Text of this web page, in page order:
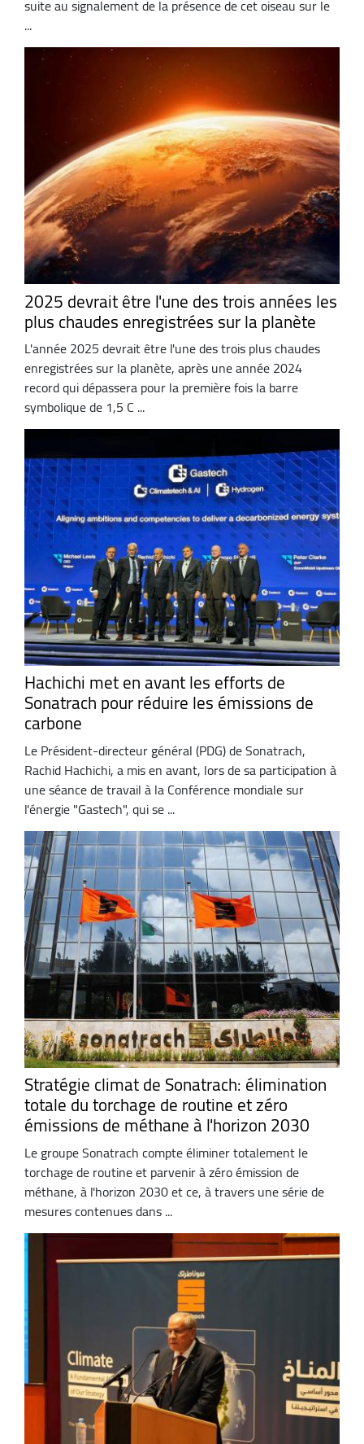
suite au signalement de la présence de cet oiseau sur le
...
2025 devrait être l'une des trois années les
plus chaudes enregistrées sur la planète
L'année 2025 devrait être l'une des trois plus chaudes
enregistrées sur la planète, après une année 2024
record qui dépassera pour la première fois la barre
symbolique de 1,5 C ...
Hachichi met en avant les efforts de
Sonatrach pour réduire les émissions de
carbone
Le Président-directeur général (PDG) de Sonatrach,
Rachid Hachichi, a mis en avant, lors de sa participation à
une séance de travail à la Conférence mondiale sur
l'énergie "Gastech", qui se ...
Stratégie climat de Sonatrach: élimination
totale du torchage de routine et zéro
émissions de méthane à l'horizon 2030
Le groupe Sonatrach compte éliminer totalement le
torchage de routine et parvenir à zéro émission de
méthane, à l'horizon 2030 et ce, à travers une série de
mesures contenues dans ...